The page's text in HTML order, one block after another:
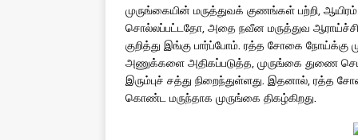
முருங்கையின் மருத்துவக் குணங்கள் பற்றி,
சொல்லப்பட்டதோ, அதை நவீன மருத்துவ
குறித்து இங்கு பார்ப்போம். ரத்த சோகை நோய்க்கு
அணுக்களை அதிகப்படுத்த, முருங்கை துணை
இரும்புச் சத்து நிறைந்துள்ளது. இதனால், ரத்த
கொண்ட மருந்தாக முருங்கை திகழ்கிறது.